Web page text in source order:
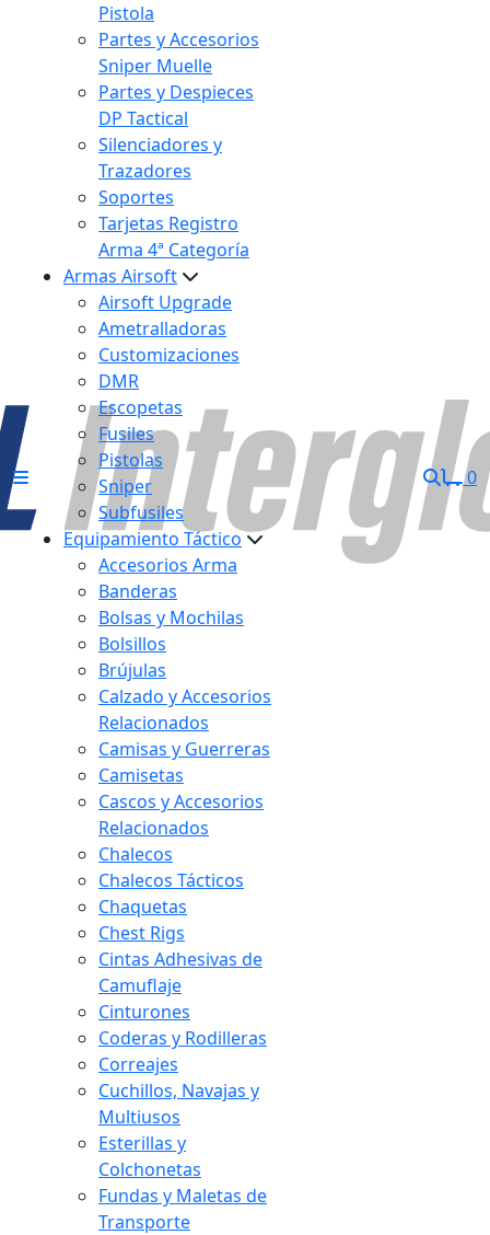
Pistola
Partes y Accesorios
Sniper Muelle
Partes y Despieces
DP Tactical
Silenciadores y
Trazadores
Soportes
Tarjetas Registro
Arma 4ª Categoría
Armas Airsoft
Airsoft Upgrade
Ametralladoras
Customizaciones
DMR
Escopetas
Fusiles
Pistolas
Sniper
Subfusiles
Equipamiento Táctico
Accesorios Arma
Banderas
Bolsas y Mochilas
Bolsillos
Brújulas
Calzado y Accesorios
Relacionados
Camisas y Guerreras
Camisetas
Cascos y Accesorios
Relacionados
Chalecos
Chalecos Tácticos
Chaquetas
Chest Rigs
Cintas Adhesivas de
Camuflaje
Cinturones
Coderas y Rodilleras
Correajes
Cuchillos, Navajas y
Multiusos
Esterillas y
Colchonetas
Fundas y Maletas de
Transporte
0